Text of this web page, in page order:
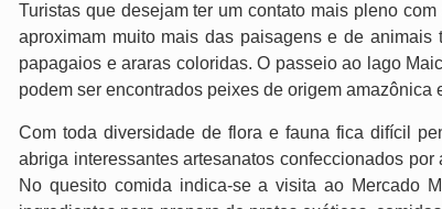
Turistas que desejam ter um contato mais pleno
aproximam muito mais das paisagens e de
papagaios e araras coloridas. O passeio ao lago
podem ser encontrados peixes de origem amazônica
Com toda diversidade de flora e fauna fica difícil
abriga interessantes artesanatos confeccionados
No quesito comida indica-se a visita ao Mercado